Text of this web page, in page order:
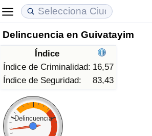
Delincuencia en Guivatayim
Índice
Índice de Criminalidad: 16,57
Índice de Seguridad:
83,43
Delincuencia
Coste de vida
Índice de Costo de Vida (Actual)
Índice de Costo de Vida
Índice de costo de vida por país
Precios de las propiedades
Índice de Precios de Inmuebles
Índice de Precios de Inmuebles
Índice de Precios de Inmuebles por
Calidad de Vida
Índice de Calidad de Vida
Índice de Calidad de Vida (Actual)
Índice de calidad de vida por país